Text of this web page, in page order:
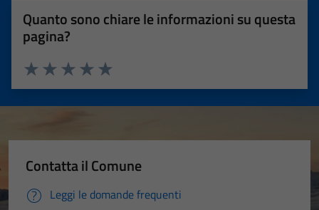
Quanto sono chiare le informazioni su questa
pagina?
Valuta 5 stelle su 5
Valuta 4 stelle su 5
Valuta 3 stelle su 5
Valuta 2 stelle su 5
Valuta 1 stelle su 5
Contatta il Comune
Leggi le domande frequenti